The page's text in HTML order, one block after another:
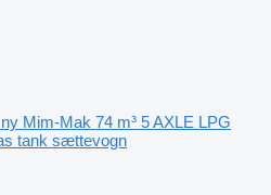
ny Mim-Mak 74 m³ 5 AXLE LPG
tank sættevogn